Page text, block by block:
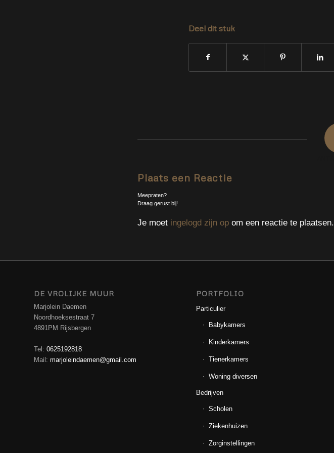
Deel dit stuk
Plaats een Reactie
Meepraten?
Draag gerust bij!
Je moet ingelogd zijn op om een reactie te plaatsen.
DE VROLIJKE MUUR
Marjolein Daemen
Noordhoeksestraat 7
4891PM Rijsbergen
Tel: 0625192818
Mail: marjoleindaemen@gmail.com
PORTFOLIO
Particulier
Babykamers
Kinderkamers
Tienerkamers
Woning diversen
Bedrijven
Scholen
Ziekenhuizen
Zorginstellingen